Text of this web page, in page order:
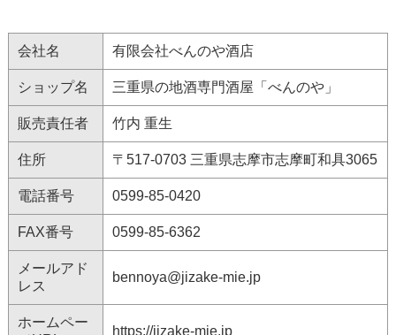
会社名 有限会社べんのや酒店
ショップ名 三重県の地酒専門酒屋「べんのや」
販売責任者 竹内 重生
住所 〒517-0703 三重県志摩市志摩町和具3065
電話番号 0599-85-0420
FAX番号 0599-85-6362
メールアド
レス
bennoya@jizake-mie.jp
ホームペー
https://jizake-mie.jp